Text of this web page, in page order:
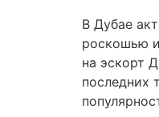
В Дубае
роскошью
на эскорт
последних